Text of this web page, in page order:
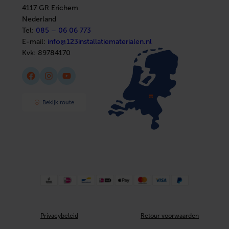
Afbouwmaterialen
4117 GR Erichem
Nederland
Tel: 085 – 06 06 773
E-mail: info@123installatiematerialen.nl
Kvk: 89784170
Facebook Instagram YouTube
Bekijk route
Privacybeleid Retour voorwaarden